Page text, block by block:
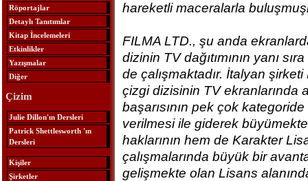
Röportajlar
Detaylı Tanıtımlar
Kitap İncelemeleri
Etkinlikler
Yazışmalar
Diğer
Çizim
Julie Dillon'ın Dersleri
Patrick Shettlesworth 'ın
Dersleri
Kişiler
Şirketler
hareketli maceralarla
FILMA LTD., şu anda
dizinin TV dağıtımının yanı
de çalışmaktadır. İtalyan
çizgi dizisinin TV ekranlarında
başarısının pek çok
verilmesi ile giderek
haklarının hem de Karakter
çalışmalarında büyük bir
gelişmekte olan Lisans